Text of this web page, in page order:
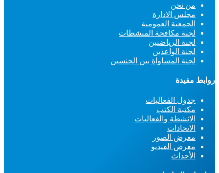
من نحن
مجلس الادارة
الجمعية العمومية
لجنة مكافحة المنشطات
لجنة الرياضيين
لجنة الواعدين
لجنة المساواة بين الجنسين
روابط مفيدة
جدول الفعاليات
مكتبة الكتب
الانشطة والفعاليات
الاتحادات
معرض الصور
معرض الفيديو
الأحداث